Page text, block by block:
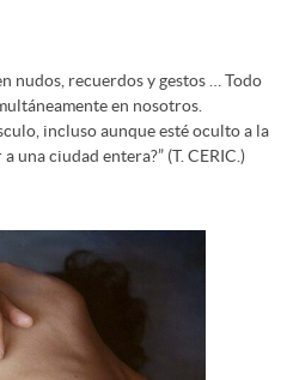
nudos, recuerdos y gestos … Todo
en nosotros.
incluso aunque esté oculto a la
una ciudad entera?” (T. CERIC.)